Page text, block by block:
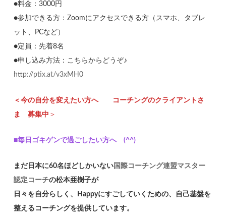
●料金：3000円
●参加できる方：Zoomにアクセスできる方（スマホ、タブレ
ット、PCなど）
●定員：先着8名
●申し込み方法：こちらからどうぞ♪
http://ptix.at/v3xMH0
＜今の自分を変えたい方へ コーチングのクライアントさ
ま 募集中 ＞
■毎日ゴキゲンで過ごしたい方へ (^^)
まだ日本に60名ほどしかいない国際コーチング連盟マスター
認定コーチの松本亜樹子が
日々を自分らしく、Happyにすごしていくための、自己基盤を
整えるコーチングを提供しています。